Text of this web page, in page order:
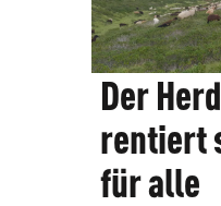
Der
rentiert
für alle